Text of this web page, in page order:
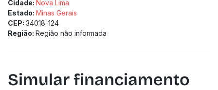
Cidade: Nova Lima
Estado: Minas Gerais
CEP: 34018-124
Região: Região não informada
Simular financiamento